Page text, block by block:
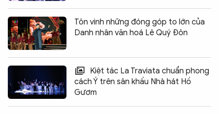
Tôn vinh những đóng góp to lớn của
Danh nhân văn hoá Lê Quý Đôn
Kiệt tác La Traviata chuẩn phong
cách Ý trên sân khấu Nhà hát Hồ
Gươm